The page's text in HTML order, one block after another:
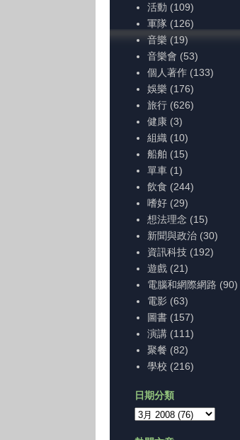
活動 (109)
軍隊 (126)
音樂 (19)
音樂會 (53)
個人著作 (133)
娛樂 (176)
旅行 (626)
健康 (3)
組織 (10)
船舶 (15)
單車 (1)
飲食 (244)
嗜好 (29)
想法理念 (15)
新聞與政治 (30)
資訊科技 (192)
遊戲 (21)
電腦和網際網路 (90)
電影 (63)
圖書 (157)
演講 (111)
聚餐 (82)
學校 (216)
日期分類